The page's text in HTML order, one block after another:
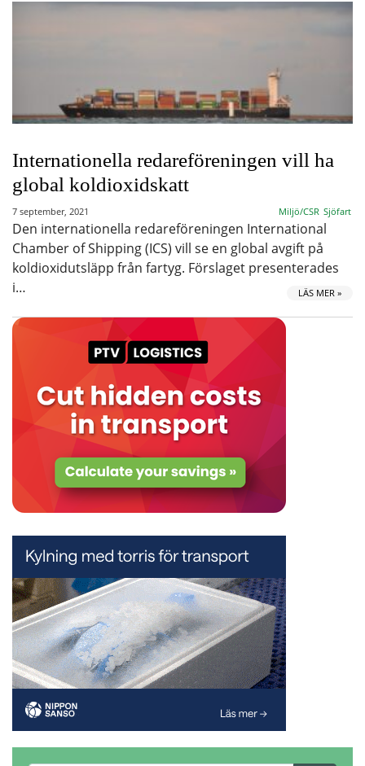
Internationella redareföreningen vill ha
global koldioxidskatt
7 september, 2021 Miljö/CSR Sjöfart
Den internationella redareföreningen International
Chamber of Shipping (ICS) vill se en global avgift på
koldioxidutsläpp från fartyg. Förslaget presenterades
i…
LÄS MER »